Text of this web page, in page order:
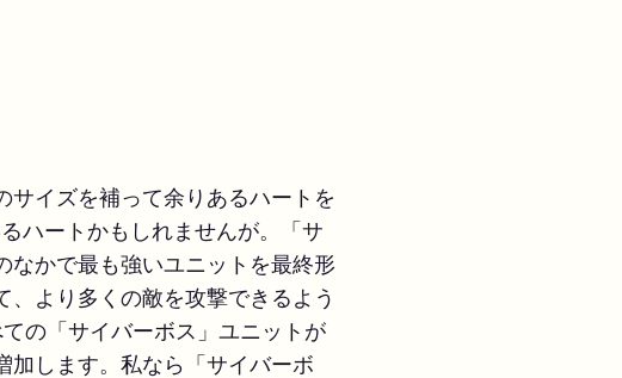
イズを補って余りあるハートを
ハートかもしれませんが。「サ
なかで最も強いユニットを最終形
より多くの敵を攻撃できるよう
の「サイバーボス」ユニットが
加します。私なら「サイバーボ